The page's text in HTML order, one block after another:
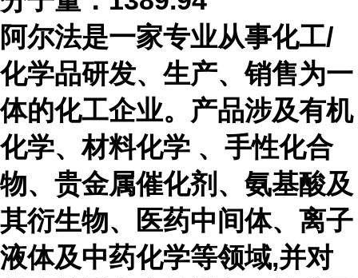
阿尔法是一家专业从事化工/
化学品研发、生产、销售为一
体的化工企业。产品涉及有机
化学、材料化学 、手性化合
物、贵金属催化剂、氨基酸及
其衍生物、医药中间体、离子
液体及中药化学等领域,并对